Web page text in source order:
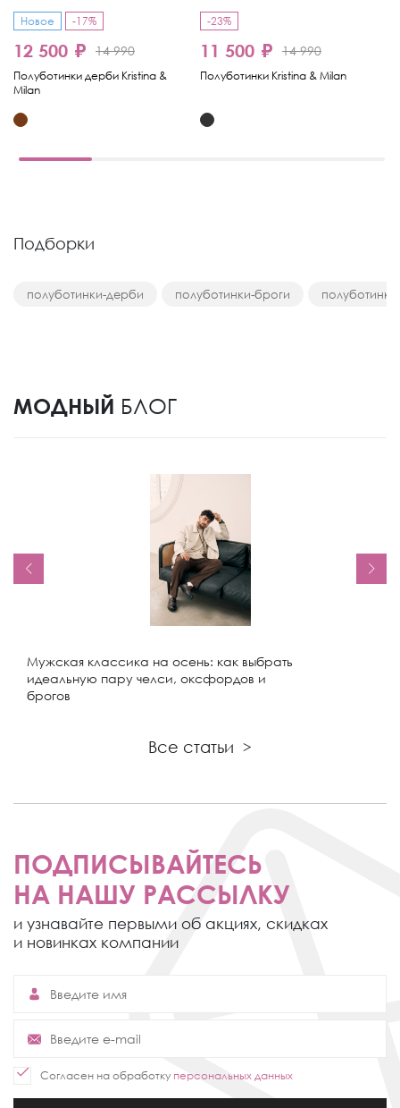
Новое -17%
12 500 ₽ 14 990
Полуботинки дерби Kristina &
Milan
-23%
11 500 ₽ 14 990
Полуботинки Kristina & Milan
Подборки
полуботинки-дерби полуботинки-броги
МОДНЫЙ БЛОГ
Мужская классика на осень: как выбрать
идеальную пару челси, оксфордов и
брогов
Все статьи >
ПОДПИСЫВАЙТЕСЬ
НА НАШУ РАССЫЛКУ
и узнавайте первыми об акциях, скидках
и новинках компании
Согласен на обработку персональных данных